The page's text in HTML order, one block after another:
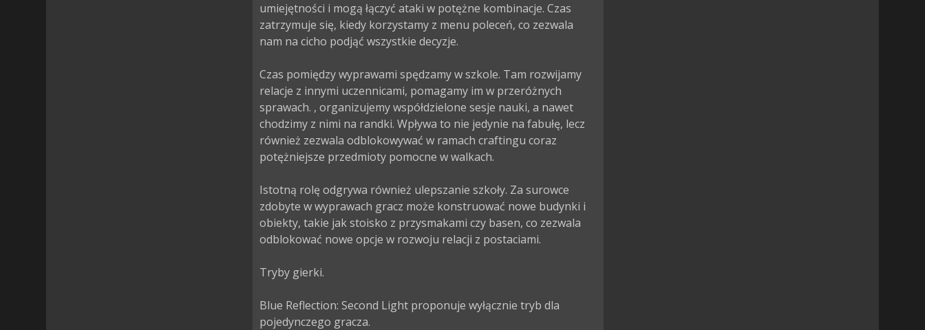
umiejętności i mogą łączyć ataki w potężne kombinacje. Czas
zatrzymuje się, kiedy korzystamy z menu poleceń, co zezwala
nam na cicho podjąć wszystkie decyzje.
Czas pomiędzy wyprawami spędzamy w szkole. Tam rozwijamy
relacje z innymi uczennicami, pomagamy im w przeróżnych
sprawach. , organizujemy współdzielone sesje nauki, a nawet
chodzimy z nimi na randki. Wpływa to nie jedynie na fabułę, lecz
również zezwala odblokowywać w ramach craftingu coraz
potężniejsze przedmioty pomocne w walkach.
Istotną rolę odgrywa również ulepszanie szkoły. Za surowce
zdobyte w wyprawach gracz może konstruować nowe budynki i
obiekty, takie jak stoisko z przysmakami czy basen, co zezwala
odblokować nowe opcje w rozwoju relacji z postaciami.
Tryby gierki.
Blue Reflection: Second Light proponuje wyłącznie tryb dla
pojedynczego gracza.